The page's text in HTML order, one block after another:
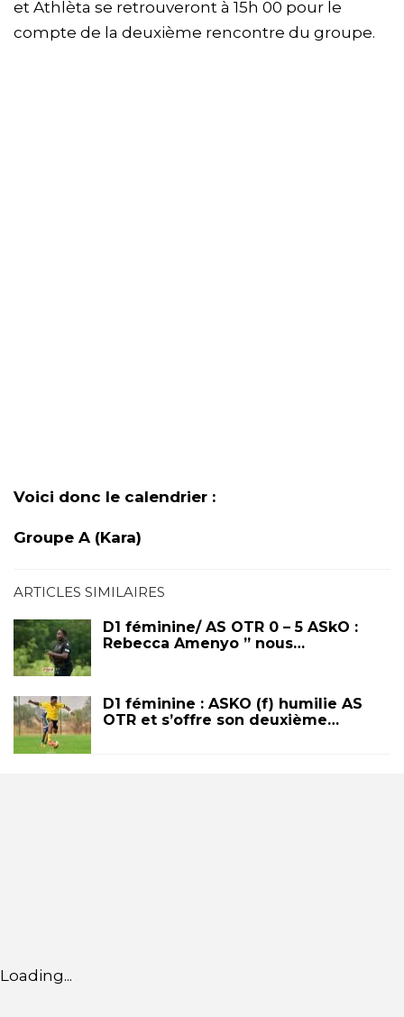
et Athlèta se retrouveront à 15h 00 pour le
compte de la deuxième rencontre du groupe.
Voici donc le calendrier :
Groupe A (Kara)
ARTICLES SIMILAIRES
D1 féminine/ AS OTR 0 – 5 ASkO :
Rebecca Amenyo ” nous…
D1 féminine : ASKO (f) humilie AS
OTR et s’offre son deuxième…
Loading...